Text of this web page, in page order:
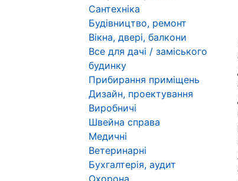
Сантехніка
Будівництво, ремонт
Вікна, двері, балкони
Все для дачі / заміського
будинку
Прибирання приміщень
Дизайн, проектування
Виробничі
Швейна справа
Медичні
Ветеринарні
Бухгалтерія, аудит
Охорона